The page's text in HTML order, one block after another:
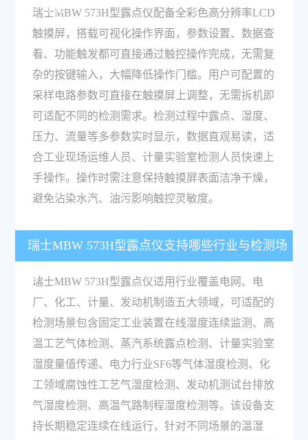
些方面？
瑞士MBW 573H型露点仪配备全彩色高分辨率LCD
触摸屏，搭载可视化操作界面，参数设置、数据查
看、功能触发都可直接通过触控操作完成，无需复
杂的按键输入，大幅降低操作门槛。用户可配置的
采样电路参数可直接在触摸屏上调整，无需拆机即
可适配不同的检测需求。检测过程中露点、湿度、
压力、流量等多参数实时显示，数据直观易读，适
合工业现场运维人员、计量实验室检测人员快速上
手操作。操作时需注意保持触摸屏表面洁净干燥，
避免沾染水汽、油污影响触控灵敏度。
瑞士MBW 573H型露点仪支持哪些行业与检测场
景？
瑞士MBW 573H型露点仪适用行业覆盖电网、电
厂、化工、计量、发动机制造五大领域，可适配的
检测场景包含固定工业装置在线湿度连续监测、高
温工艺气体检测、蒸汽系统露点检测、计量实验室
湿度量值传递、电力行业SF6等气体湿度检测、化
工领域腐蚀性工艺气湿度检测、发动机测试台排放
气湿度检测、高温气路制程湿度检测等。该设备支
持长期稳定连续在线运行，针对不同场景的温湿